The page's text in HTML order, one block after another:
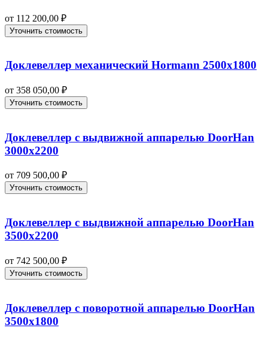
от 112 200,00 ₽
Уточнить стоимость
Доклевеллер механический Hormann 2500х1800
от 358 050,00 ₽
Уточнить стоимость
Доклевеллер с выдвижной аппарелью DoorHan
3000х2200
от 709 500,00 ₽
Уточнить стоимость
Доклевеллер с выдвижной аппарелью DoorHan
3500х2200
от 742 500,00 ₽
Уточнить стоимость
Доклевеллер с поворотной аппарелью DoorHan
3500х1800